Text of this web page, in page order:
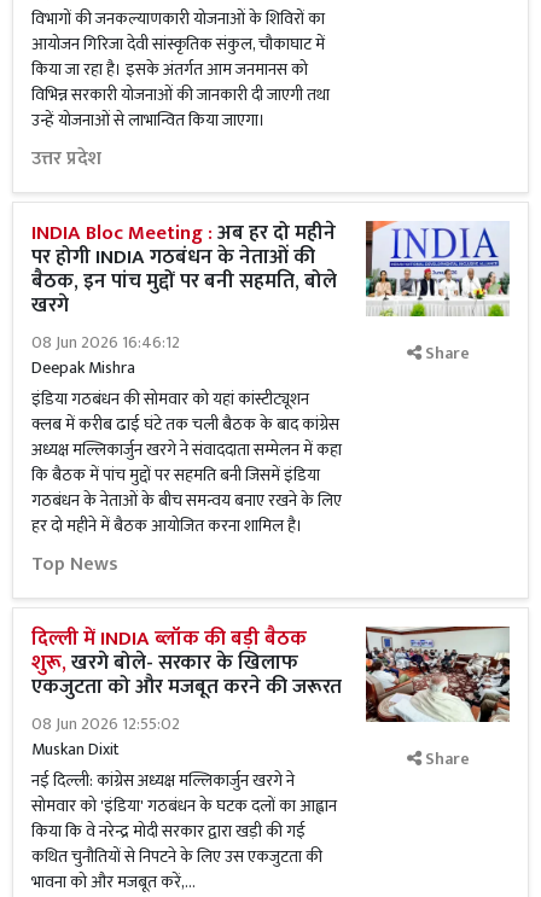
विभागों की जनकल्याणकारी योजनाओं के शिविरों का
आयोजन गिरिजा देवी सांस्कृतिक संकुल, चौकाघाट में
किया जा रहा है। इसके अंतर्गत आम जनमानस को
विभिन्न सरकारी योजनाओं की जानकारी दी जाएगी तथा
उन्हें योजनाओं से लाभान्वित किया जाएगा।
उत्तर प्रदेश
INDIA Bloc Meeting :अब हर दो महीने
पर होगी INDIA गठबंधन के नेताओं की
बैठक, इन पांच मुद्दों पर बनी सहमति, बोले
खरगे
08 Jun 2026 16:46:12
Deepak Mishra
इंडिया गठबंधन की सोमवार को यहां कांस्टीट्यूशन
क्लब में करीब ढाई घंटे तक चली बैठक के बाद कांग्रेस
अध्यक्ष मल्लिकार्जुन खरगे ने संवाददाता सम्मेलन में कहा
कि बैठक में पांच मुद्दों पर सहमति बनी जिसमें इंडिया
गठबंधन के नेताओं के बीच समन्वय बनाए रखने के लिए
हर दो महीने में बैठक आयोजित करना शामिल है।
Top News
Share
दिल्ली में INDIA ब्लॉक की बड़ी बैठक
शुरू,खरगे बोले- सरकार के खिलाफ
एकजुटता को और मजबूत करने की जरूरत
08 Jun 2026 12:55:02
Muskan Dixit
नई दिल्ली: कांग्रेस अध्यक्ष मल्लिकार्जुन खरगे ने
सोमवार को 'इंडिया' गठबंधन के घटक दलों का आह्वान
किया कि वे नरेन्द्र मोदी सरकार द्वारा खड़ी की गई
कथित चुनौतियों से निपटने के लिए उस एकजुटता की
भावना को और मजबूत करें,...
Share